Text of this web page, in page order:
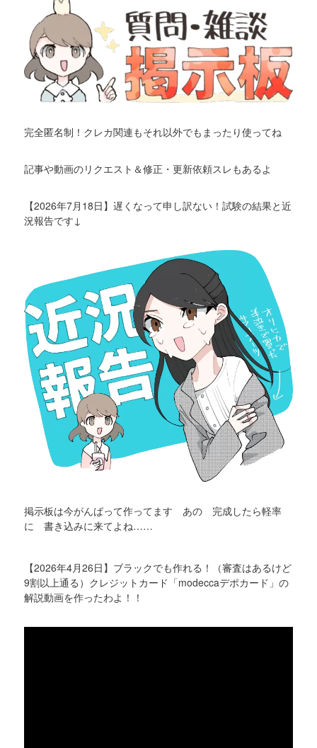
完全匿名制！クレカ関連もそれ以外でもまったり使ってね
記事や動画のリクエスト＆修正・更新依頼スレもあるよ
【2026年7月18日】遅くなって申し訳ない！試験の結果と近
況報告です↓
掲示板は今がんばって作ってます あの 完成したら軽率
に 書き込みに来てよね……
【2026年4月26日】ブラックでも作れる！（審査はあるけど
9割以上通る）クレジットカード「modeccaデポカード」の
解説動画を作ったわよ！！